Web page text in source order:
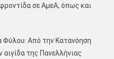
σε ΑμεΑ, όπως και
Φύλου: Από την Κατανόηση
αιγίδα της Πανελλήνιας